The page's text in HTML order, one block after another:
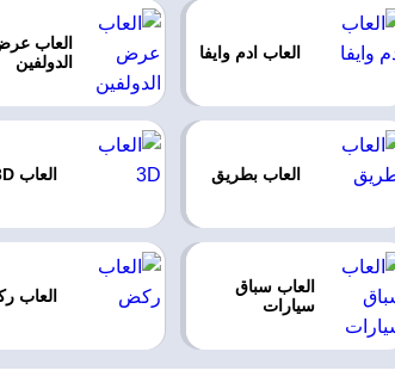
العاب ادم وايفا
العاب
الدولفين
العاب بطريق العاب 3D
العاب سباق
سيارات
العاب